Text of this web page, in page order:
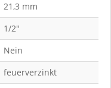
21,3 mm
1/2"
Nein
feuerverzinkt